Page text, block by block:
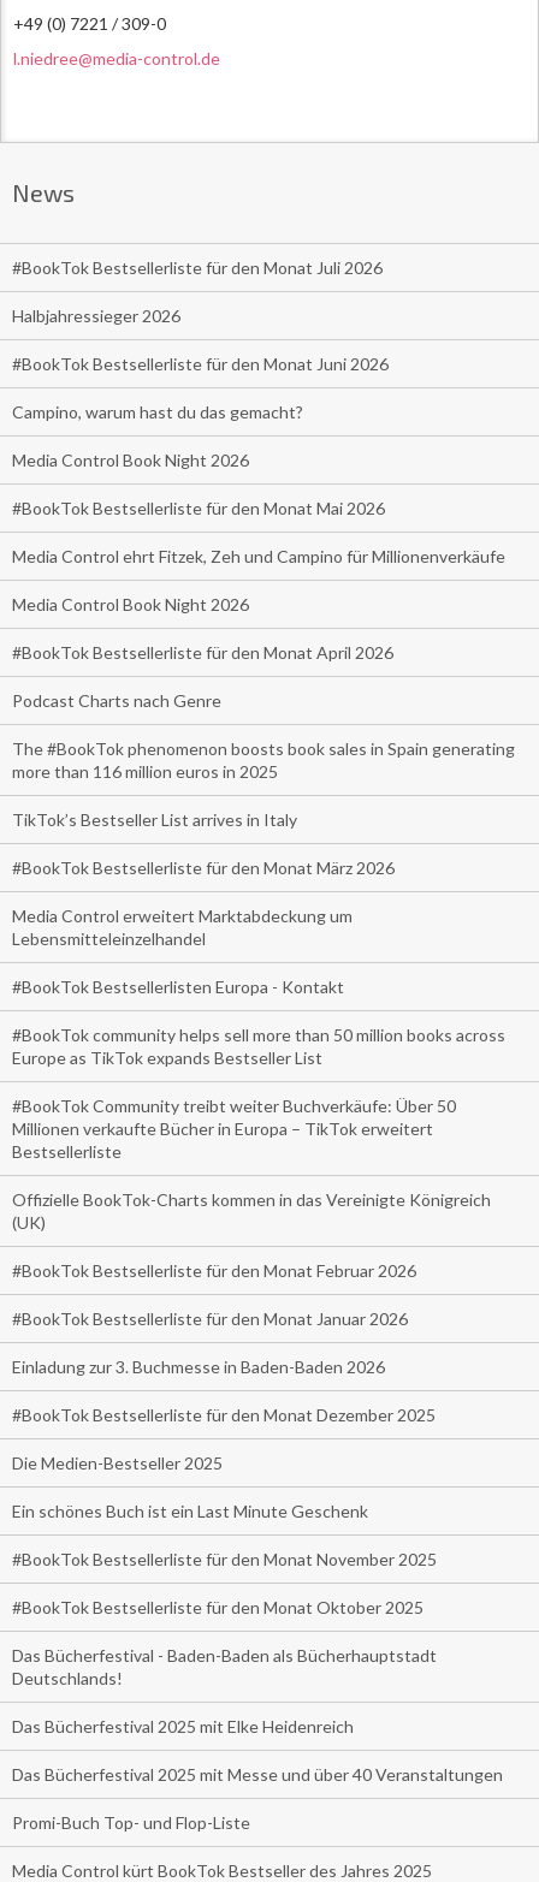
+49 (0) 7221 / 309-0
l.niedree@media-control.de
News
#BookTok Bestsellerliste für den Monat Juli 2026
Halbjahressieger 2026
#BookTok Bestsellerliste für den Monat Juni 2026
Campino, warum hast du das gemacht?
Media Control Book Night 2026
#BookTok Bestsellerliste für den Monat Mai 2026
Media Control ehrt Fitzek, Zeh und Campino für Millionenverkäufe
Media Control Book Night 2026
#BookTok Bestsellerliste für den Monat April 2026
Podcast Charts nach Genre
The #BookTok phenomenon boosts book sales in Spain generating
more than 116 million euros in 2025
TikTok’s Bestseller List arrives in Italy
#BookTok Bestsellerliste für den Monat März 2026
Media Control erweitert Marktabdeckung um
Lebensmitteleinzelhandel
#BookTok Bestsellerlisten Europa - Kontakt
#BookTok community helps sell more than 50 million books across
Europe as TikTok expands Bestseller List
#BookTok Community treibt weiter Buchverkäufe: Über 50
Millionen verkaufte Bücher in Europa – TikTok erweitert
Bestsellerliste
Offizielle BookTok-Charts kommen in das Vereinigte Königreich
(UK)
#BookTok Bestsellerliste für den Monat Februar 2026
#BookTok Bestsellerliste für den Monat Januar 2026
Einladung zur 3. Buchmesse in Baden-Baden 2026
#BookTok Bestsellerliste für den Monat Dezember 2025
Die Medien-Bestseller 2025
Ein schönes Buch ist ein Last Minute Geschenk
#BookTok Bestsellerliste für den Monat November 2025
#BookTok Bestsellerliste für den Monat Oktober 2025
Das Bücherfestival - Baden-Baden als Bücherhauptstadt
Deutschlands!
Das Bücherfestival 2025 mit Elke Heidenreich
Das Bücherfestival 2025 mit Messe und über 40 Veranstaltungen
Promi-Buch Top- und Flop-Liste
Media Control kürt BookTok Bestseller des Jahres 2025